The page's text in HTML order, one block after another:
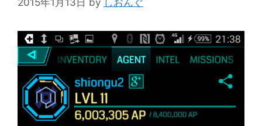
2015年1月13日 by しおんぐ